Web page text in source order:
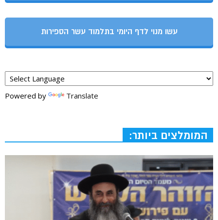
עשו מנוי לדף היומי בתלמוד עשר הספירות
Powered by Translate
המומלצים ביותר: